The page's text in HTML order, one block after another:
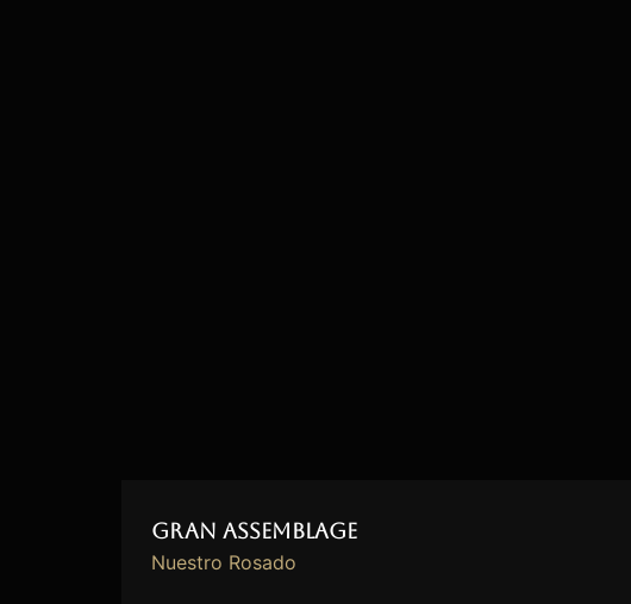
Gran Assemblage
Nuestro Rosado